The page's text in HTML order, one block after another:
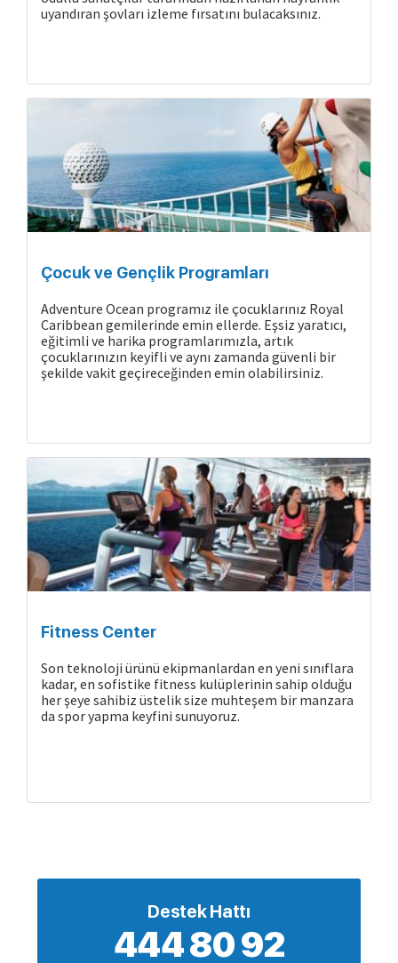
Gemide Yaşam
uyandıran şovları izleme fırsatını bulacaksınız.
Çocuk ve Gençlik Programları
Adventure Ocean programız ile çocuklarınız Royal
Caribbean gemilerinde emin ellerde. Eşsiz yaratıcı,
eğitimli ve harika programlarımızla, artık
çocuklarınızın keyifli ve aynı zamanda güvenli bir
şekilde vakit geçireceğinden emin olabilirsiniz.
Fitness Center
Son teknoloji ürünü ekipmanlardan en yeni sınıflara
kadar, en sofistike fitness kulüplerinin sahip olduğu
her şeye sahibiz üstelik size muhteşem bir manzara
da spor yapma keyfini sunuyoruz.
Destek Hattı
444 80 92